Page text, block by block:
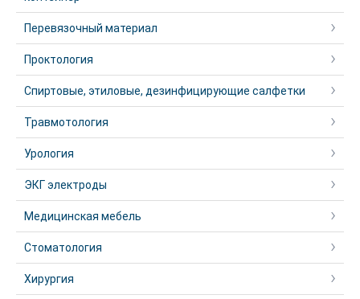
Перевязочный материал
Проктология
Спиртовые, этиловые, дезинфицирующие салфетки
Травмотология
Урология
ЭКГ электроды
Медицинская мебель
Стоматология
Хирургия